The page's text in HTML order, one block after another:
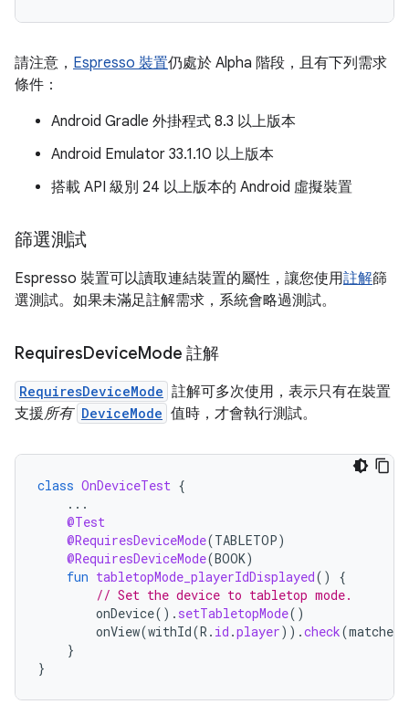
請注意， Espresso 裝置仍處於 Alpha 階段，且有下列需求
條件：
Android Gradle 外掛程式 8.3 以上版本
Android Emulator 33.1.10 以上版本
搭載 API 級別 24 以上版本的 Android 虛擬裝置
篩選測試
Espresso 裝置可以讀取連結裝置的屬性，讓您使用註解篩
選測試。如果未滿足註解需求，系統會略過測試。
RequiresDeviceMode 註解
RequiresDeviceMode 註解可多次使用，表示只有在裝置
支援所有 DeviceMode 值時，才會執行測試。
class OnDeviceTest {
...
@Test
@RequiresDeviceMode(TABLETOP)
@RequiresDeviceMode(BOOK)
fun tabletopMode_playerIdDisplayed()
{
// Set the device to tabletop mode.
onDevice(). setTabletopMode()
onView(withId(R . id .player)).check(matches
}
}